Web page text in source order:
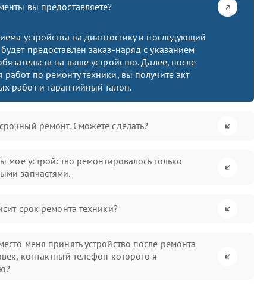
вы предоставляете?
устройства на диагностику и последующий
предоставлен заказ-наряд с указанием
на ваше устройство. Далее, после
по ремонту техники, вы получите акт
работ и гарантийный талон.
ремонт. Сможете сделать?
мое устройство ремонтировалось только
запчастями.
срок ремонта техники?
меня принять устройство после ремонта
контактный телефон которого я